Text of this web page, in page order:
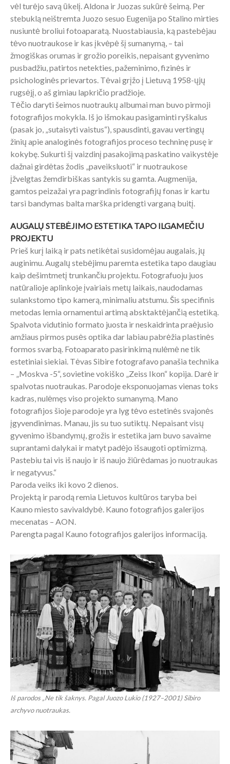
vėl turėjo savą ūkelį. Aldona ir Juozas sukūrė šeimą. Per
stebuklą neištremta Juozo sesuo Eugenija po Stalino mirties
nusiuntė broliui fotoaparatą. Nuostabiausia, ką pastebėjau
tėvo nuotraukose ir kas įkvėpė šį sumanymą, – tai
žmogiškas orumas ir grožio poreikis, nepaisant gyvenimo
pusbadžiu, patirtos netekties, pažeminimo, fizinės ir
psichologinės prievartos. Tėvai grįžo į Lietuvą 1958-ųjų
rugsėjį, o aš gimiau lapkričio pradžioje.
Tėčio daryti šeimos nuotraukų albumai man buvo pirmoji
fotografijos mokykla. Iš jo išmokau pasigaminti ryškalus
(pasak jo, „sutaisyti vaistus“), spausdinti, gavau vertingų
žinių apie analoginės fotografijos proceso techninę pusę ir
kokybę. Sukurti šį vaizdinį pasakojimą paskatino vaikystėje
dažnai girdėtas žodis „paveiksluoti“ ir nuotraukose
įžvelgtas žemdirbiškas santykis su gamta. Augmenija,
gamtos peizažai yra pagrindinis fotografijų fonas ir kartu
tarsi bandymas balta marška pridengti varganą buitį.
AUGALŲ STEBĖJIMO ESTETIKA TAPO ILGAMEČIU
PROJEKTU
Prieš kurį laiką ir pats netikėtai susidomėjau augalais, jų
auginimu. Augalų stebėjimu paremta estetika tapo daugiau
kaip dešimtmetį trunkančiu projektu. Fotografuoju juos
natūralioje aplinkoje įvairiais metų laikais, naudodamas
sulankstomo tipo kamerą, minimaliu atstumu. Šis specifinis
metodas lemia ornamentui artimą absktaktėjančią estetiką.
Spalvota vidutinio formato juosta ir neskaidrinta praėjusio
amžiaus pirmos pusės optika dar labiau pabrėžia plastinės
formos svarbą. Fotoaparato pasirinkimą nulėmė ne tik
estetiniai siekiai. Tėvas Sibire fotografavo panašia technika
– „Moskva -5“, sovietine vokiško „Zeiss Ikon“ kopija. Darė ir
spalvotas nuotraukas. Parodoje eksponuojamas vienas toks
kadras, nulėmęs viso projekto sumanymą. Mano
fotografijos šioje parodoje yra lyg tėvo estetinės svajonės
įgyvendinimas. Manau, jis su tuo sutiktų. Nepaisant visų
gyvenimo išbandymų, grožis ir estetika jam buvo savaime
suprantami dalykai ir matyt padėjo išsaugoti optimizmą.
Pastebiu tai vis iš naujo ir iš naujo žiūrėdamas jo nuotraukas
ir negatyvus.“
Paroda veiks iki kovo 2 dienos.
Projektą ir parodą remia Lietuvos kultūros taryba bei
Kauno miesto savivaldybė. Kauno fotografijos galerijos
mecenatas – AON.
Parengta pagal Kauno fotografijos galerijos informaciją.
Iš parodos „Ne tik šaknys. Pagal Juozo Lukio (1927–2001) Sibiro
archyvo nuotraukas.